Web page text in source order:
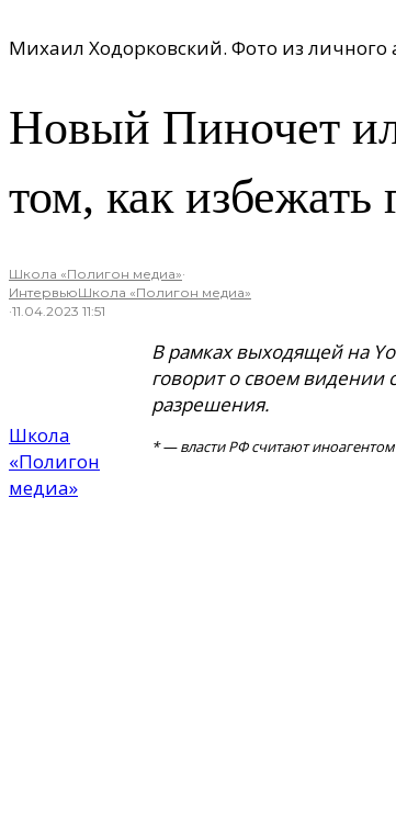
Михаил Ходорковский. Фото из личного
Новый Пиночет
том, как
Школа «Полигон медиа»·
ИнтервьюШкола «Полигон медиа»
·11.04.2023 11:51
Школа
«Полигон
медиа»
В рамках выходящей на
говорит о своем видении
разрешения.
* — власти РФ считают иноагентом